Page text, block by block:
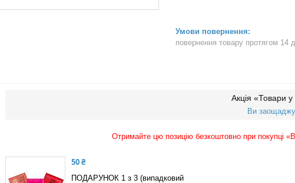
повернення товару протягом 14
Акція «Товари
Ви
Отримайте цю позицію безкоштовно при покупці
50 ₴
ПОДАРУНОК 1 з 3 (випадковий